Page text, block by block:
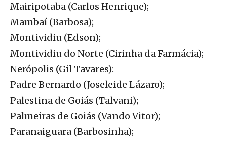
Mairipotaba (Carlos Henrique);
Mambaí (Barbosa);
Montividiu (Edson);
Montividiu do Norte (Cirinha da Farmácia);
Nerópolis (Gil Tavares):
Padre Bernardo (Joseleide Lázaro);
Palestina de Goiás (Talvani);
Palmeiras de Goiás (Vando Vitor);
Paranaiguara (Barbosinha);